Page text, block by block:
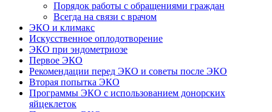
Порядок работы с обращениями граждан
Всегда на связи с врачом
ЭКО и климакс
Искусственное оплодотворение
ЭКО при эндометриозе
Первое ЭКО
Рекомендации перед ЭКО и советы после ЭКО
Вторая попытка ЭКО
Программы ЭКО с использованием донорских
яйцеклеток